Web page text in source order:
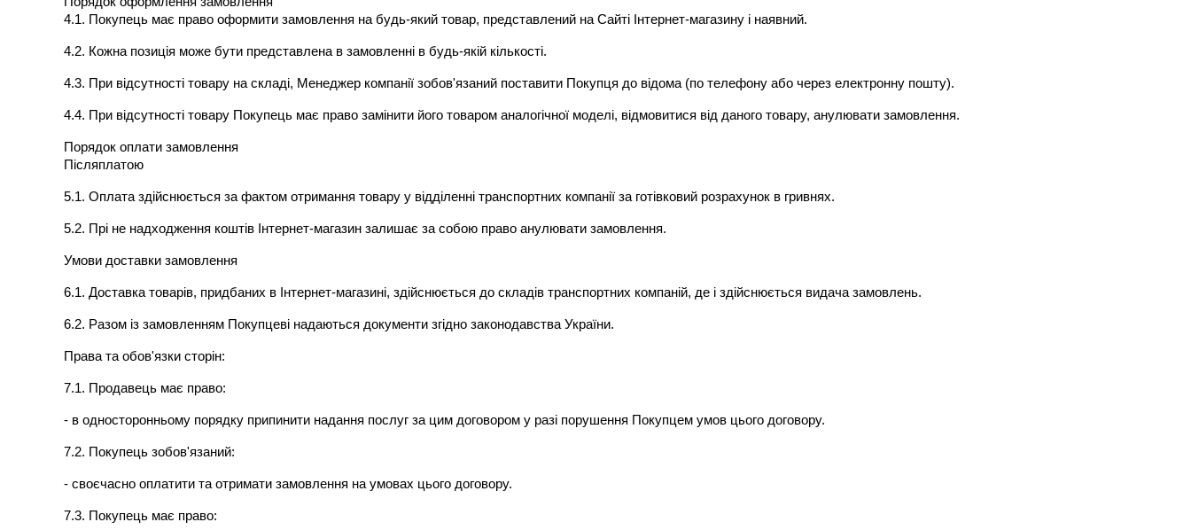
4.1. Покупець має право оформити замовлення на будь-який товар, представлений на Сайті Інтернет-магазину і наявний.
4.2. Кожна позиція може бути представлена ​​в замовленні в будь-якій кількості.
4.3. При відсутності товару на складі, Менеджер компанії зобов'язаний поставити Покупця до відома (по телефону або через електронну пошту).
4.4. При відсутності товару Покупець має право замінити його товаром аналогічної моделі, відмовитися від даного товару, анулювати замовлення.
Порядок оплати замовлення
Післяплатою
5.1. Оплата здійснюється за фактом отримання товару у відділенні транспортних компанії за готівковий розрахунок в гривнях.
5.2. Прі не надходження коштів Інтернет-магазин залишає за собою право анулювати замовлення.
Умови доставки замовлення
6.1. Доставка товарів, придбаних в Інтернет-магазині, здійснюється до складів транспортних компаній, де і здійснюється видача замовлень.
6.2. Разом із замовленням Покупцеві надаються документи згідно законодавства України.
Права та обов'язки сторін:
7.1. Продавець має право:
- в односторонньому порядку припинити надання послуг за цим договором у разі порушення Покупцем умов цього договору.
7.2. Покупець зобов'язаний:
- своєчасно оплатити та отримати замовлення на умовах цього договору.
7.3. Покупець має право: